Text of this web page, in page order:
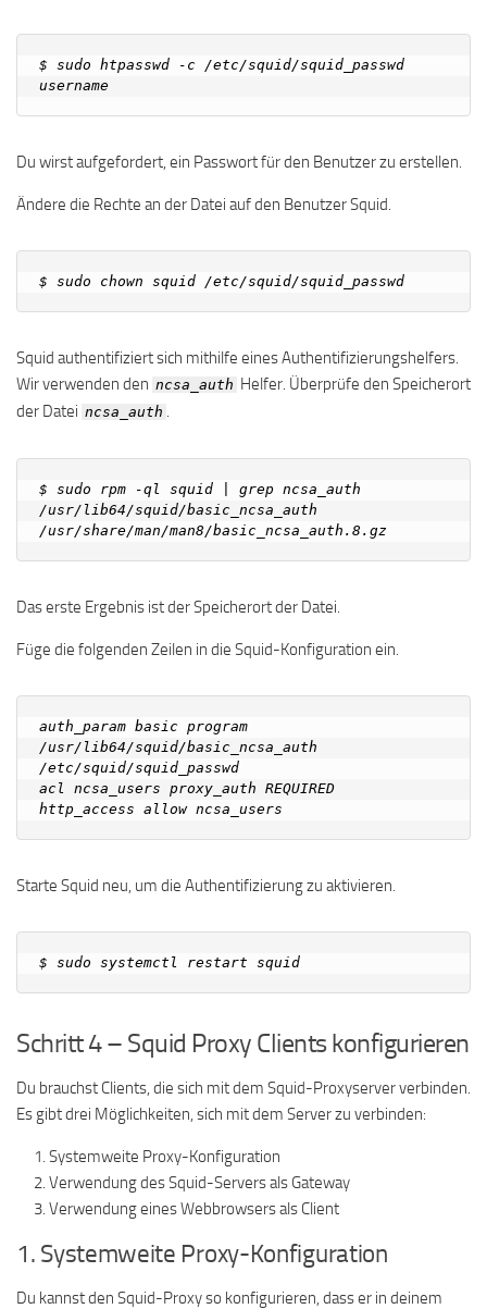
$ sudo htpasswd -c /etc/squid/squid_passwd
Du wirst aufgefordert, ein Passwort für den Benutzer zu erstellen.
Ändere die Rechte an der Datei auf den Benutzer Squid.
Squid authentifiziert sich mithilfe eines Authentifizierungshelfers.
Wir verwenden den ncsa_auth Helfer. Überprüfe den Speicherort
der Datei ncsa_auth .
$ sudo rpm -ql squid | grep ncsa_auth
/usr/lib64/squid/basic_ncsa_auth
Das erste Ergebnis ist der Speicherort der Datei.
Füge die folgenden Zeilen in die Squid-Konfiguration ein.
auth_param basic program
/usr/lib64/squid/basic_ncsa_auth
/etc/squid/squid_passwd
acl ncsa_users proxy_auth REQUIRED
Starte Squid neu, um die Authentifizierung zu aktivieren.
Schritt 4 – Squid Proxy Clients konfigurieren
Du brauchst Clients, die sich mit dem Squid-Proxyserver verbinden.
Es gibt drei Möglichkeiten, sich mit dem Server zu verbinden:
Systemweite Proxy-Konfiguration
Verwendung des Squid-Servers als Gateway
Verwendung eines Webbrowsers als Client
1. Systemweite Proxy-Konfiguration
Du kannst den Squid-Proxy so konfigurieren, dass er in deinem